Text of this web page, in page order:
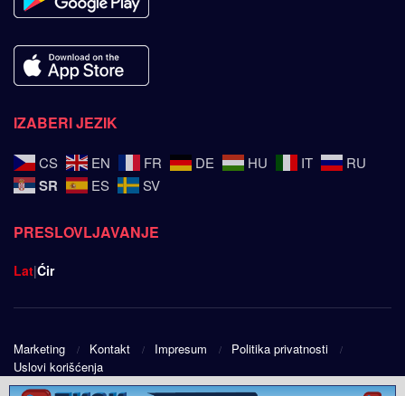
IZABERI JEZIK
CS EN FR DE HU IT RU
SR ES SV
PRESLOVLJAVANJE
Lat|Ćir
Marketing Kontakt Impresum
Politika privatnosti
Uslovi korišćenja